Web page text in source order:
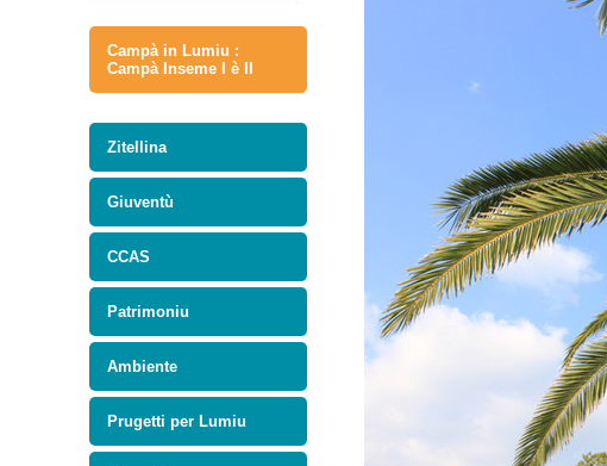
Campà in Lumiu :
Campà Inseme I è II
Zitellina
Giuventù
CCAS
Patrimoniu
Ambiente
Prugetti per Lumiu